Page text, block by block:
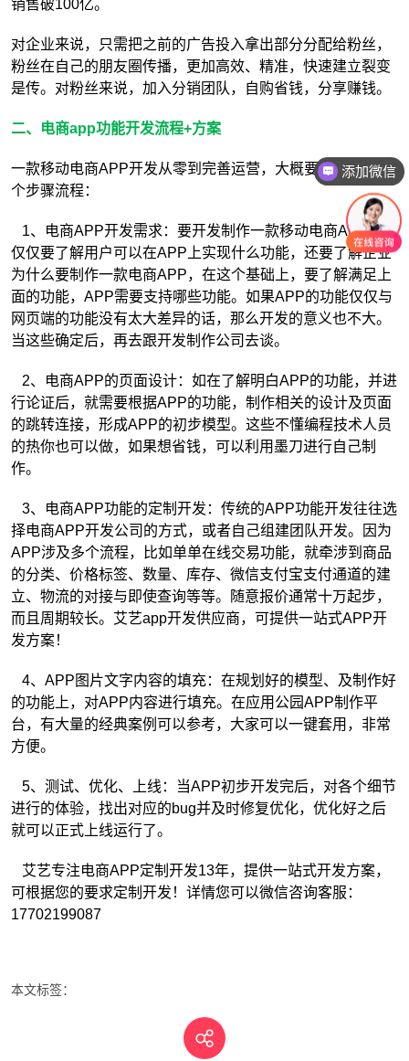
销售破100亿。
对企业来说，只需把之前的广告投入拿出部分分配给粉丝，
粉丝在自己的朋友圈传播，更加高效、精准，快速建立裂变
是传。对粉丝来说，加入分销团队，自购省钱，分享赚钱。
二、电商app功能开发流程+方案
一款移动电商APP开发从零到完善运营，大概要经历一下几
个步骤流程：
1、电商APP开发需求：要开发制作一款移动电商APP，不
仅仅要了解用户可以在APP上实现什么功能，还要了解企业
为什么要制作一款电商APP，在这个基础上，要了解满足上
面的功能，APP需要支持哪些功能。如果APP的功能仅仅与
网页端的功能没有太大差异的话，那么开发的意义也不大。
当这些确定后，再去跟开发制作公司去谈。
2、电商APP的页面设计：如在了解明白APP的功能，并进
行论证后，就需要根据APP的功能，制作相关的设计及页面
的跳转连接，形成APP的初步模型。这些不懂编程技术人员
的热你也可以做，如果想省钱，可以利用墨刀进行自己制
作。
3、电商APP功能的定制开发：传统的APP功能开发往往选
择电商APP开发公司的方式，或者自己组建团队开发。因为
APP涉及多个流程，比如单单在线交易功能，就牵涉到商品
的分类、价格标签、数量、库存、微信支付宝支付通道的建
立、物流的对接与即使查询等等。随意报价通常十万起步，
而且周期较长。艾艺app开发供应商，可提供一站式APP开
发方案！
4、APP图片文字内容的填充：在规划好的模型、及制作好
的功能上，对APP内容进行填充。在应用公园APP制作平
台，有大量的经典案例可以参考，大家可以一键套用，非常
方便。
5、测试、优化、上线：当APP初步开发完后，对各个细节
进行的体验，找出对应的bug并及时修复优化，优化好之后
就可以正式上线运行了。
艾艺专注电商APP定制开发13年，提供一站式开发方案，
可根据您的要求定制开发！详情您可以微信咨询客服：
17702199087
本文标签：
添加微信